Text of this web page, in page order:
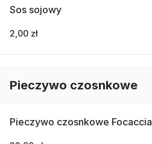
Sos sojowy
2,00 zł
Pieczywo czosnkowe
Pieczywo czosnkowe Focaccia